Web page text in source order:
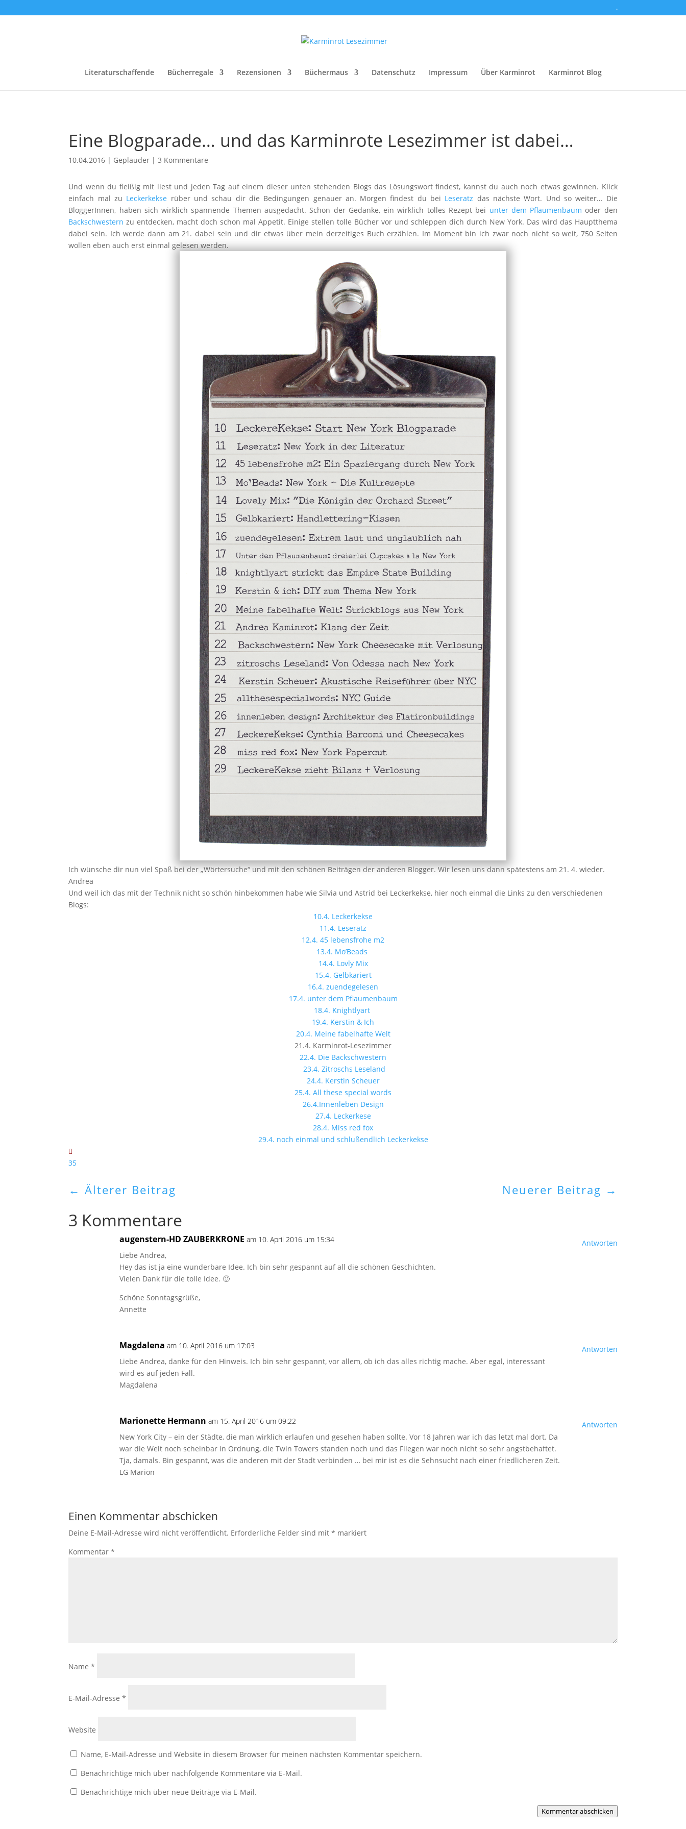
.
Literaturschaffende Bücherregale Rezensionen Büchermaus Datenschutz Impressum Über Karminrot Karminrot Blog
Eine Blogparade… und das Karminrote Lesezimmer ist dabei…
10.04.2016 | Geplauder |3 Kommentare
Und wenn du fleißig mit liest und jeden Tag auf einem dieser unten stehenden Blogs das Lösungswort findest, kannst du auch noch etwas gewinnen. Klick
einfach mal zu Leckerkekse rüber und schau dir die Bedingungen genauer an. Morgen findest du bei Leseratz das nächste Wort. Und so weiter… Die
BloggerInnen, haben sich wirklich spannende Themen ausgedacht. Schon der Gedanke, ein wirklich tolles Rezept bei unter dem Pflaumenbaum oder den
Backschwestern zu entdecken, macht doch schon mal Appetit. Einige stellen tolle Bücher vor und schleppen dich durch New York. Das wird das Hauptthema
dabei sein. Ich werde dann am 21. dabei sein und dir etwas über mein derzeitiges Buch erzählen. Im Moment bin ich zwar noch nicht so weit, 750 Seiten
wollen eben auch erst einmal gelesen werden.
Ich wünsche dir nun viel Spaß bei der „Wörtersuche“ und mit den schönen Beiträgen der anderen Blogger. Wir lesen uns dann spätestens am 21. 4. wieder.
Andrea
Und weil ich das mit der Technik nicht so schön hinbekommen habe wie Silvia und Astrid bei Leckerkekse, hier noch einmal die Links zu den verschiedenen
Blogs:
10.4. Leckerkekse
11.4. Leseratz
12.4. 45 lebensfrohe m2
13.4. Mo’Beads
14.4. Lovly Mix
15.4. Gelbkariert
16.4. zuendegelesen
17.4. unter dem Pflaumenbaum
18.4. Knightlyart
19.4. Kerstin & Ich
20.4. Meine fabelhafte Welt
21.4. Karminrot-Lesezimmer
22.4. Die Backschwestern
23.4. Zitroschs Leseland
24.4. Kerstin Scheuer
25.4. All these special words
26.4.Innenleben Design
27.4. Leckerkese
28.4. Miss red fox
29.4. noch einmal und schlußendlich Leckerkekse
35
←Älterer Beitrag Neuerer Beitrag →
3 Kommentare
augenstern-HD ZAUBERKRONE am 10. April 2016 um 15:34
Liebe Andrea,
Hey das ist ja eine wunderbare Idee. Ich bin sehr gespannt auf all die schönen Geschichten.
Vielen Dank für die tolle Idee. 🙂
Schöne Sonntagsgrüße,
Annette
Antworten
Magdalena am 10. April 2016 um 17:03
Liebe Andrea, danke für den Hinweis. Ich bin sehr gespannt, vor allem, ob ich das alles richtig mache. Aber egal, interessant
wird es auf jeden Fall.
Magdalena
Antworten
Marionette Hermann am 15. April 2016 um 09:22
New York City – ein der Städte, die man wirklich erlaufen und gesehen haben sollte. Vor 18 Jahren war ich das letzt mal dort. Da
war die Welt noch scheinbar in Ordnung, die Twin Towers standen noch und das Fliegen war noch nicht so sehr angstbehaftet.
Tja, damals. Bin gespannt, was die anderen mit der Stadt verbinden … bei mir ist es die Sehnsucht nach einer friedlicheren Zeit.
LG Marion
Antworten
Einen Kommentar abschicken
Deine E-Mail-Adresse wird nicht veröffentlicht. Erforderliche Felder sind mit* markiert
Kommentar*
Name*
E-Mail-Adresse*
Website
Name, E-Mail-Adresse und Website in diesem Browser für meinen nächsten Kommentar speichern.
Benachrichtige mich über nachfolgende Kommentare via E-Mail.
Benachrichtige mich über neue Beiträge via E-Mail.
Kommentar abschicken